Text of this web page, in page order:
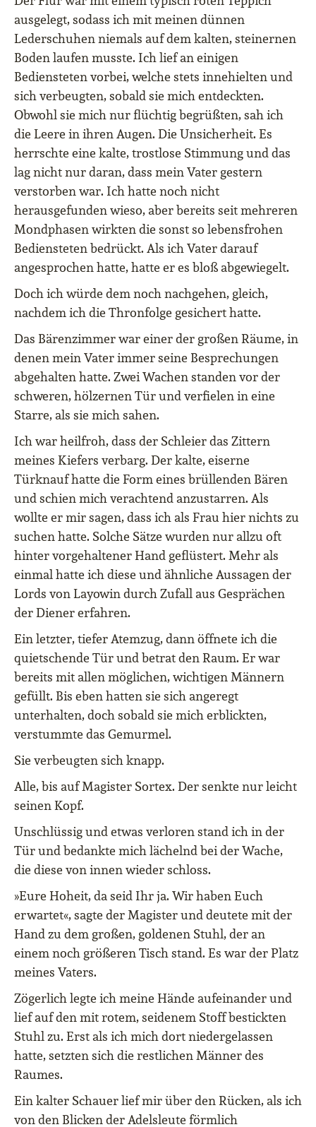
ausgelegt, sodass ich mit meinen dünnen
Lederschuhen niemals auf dem kalten, steinernen
Boden laufen musste. Ich lief an einigen
Bediensteten vorbei, welche stets innehielten und
sich verbeugten, sobald sie mich entdeckten.
Obwohl sie mich nur flüchtig begrüßten, sah ich
die Leere in ihren Augen. Die Unsicherheit. Es
herrschte eine kalte, trostlose Stimmung und das
lag nicht nur daran, dass mein Vater gestern
verstorben war. Ich hatte noch nicht
herausgefunden wieso, aber bereits seit mehreren
Mondphasen wirkten die sonst so lebensfrohen
Bediensteten bedrückt. Als ich Vater darauf
angesprochen hatte, hatte er es bloß abgewiegelt.
Doch ich würde dem noch nachgehen, gleich,
nachdem ich die Thronfolge gesichert hatte.
Das Bärenzimmer war einer der großen Räume, in
denen mein Vater immer seine Besprechungen
abgehalten hatte. Zwei Wachen standen vor der
schweren, hölzernen Tür und verfielen in eine
Starre, als sie mich sahen.
Ich war heilfroh, dass der Schleier das Zittern
meines Kiefers verbarg. Der kalte, eiserne
Türknauf hatte die Form eines brüllenden Bären
und schien mich verachtend anzustarren. Als
wollte er mir sagen, dass ich als Frau hier nichts zu
suchen hatte. Solche Sätze wurden nur allzu oft
hinter vorgehaltener Hand geflüstert. Mehr als
einmal hatte ich diese und ähnliche Aussagen der
Lords von Layowin durch Zufall aus Gesprächen
der Diener erfahren.
Ein letzter, tiefer Atemzug, dann öffnete ich die
quietschende Tür und betrat den Raum. Er war
bereits mit allen möglichen, wichtigen Männern
gefüllt. Bis eben hatten sie sich angeregt
unterhalten, doch sobald sie mich erblickten,
verstummte das Gemurmel.
Sie verbeugten sich knapp.
Alle, bis auf Magister Sortex. Der senkte nur leicht
seinen Kopf.
Unschlüssig und etwas verloren stand ich in der
Tür und bedankte mich lächelnd bei der Wache,
die diese von innen wieder schloss.
»Eure Hoheit, da seid Ihr ja. Wir haben Euch
erwartet«, sagte der Magister und deutete mit der
Hand zu dem großen, goldenen Stuhl, der an
einem noch größeren Tisch stand. Es war der Platz
meines Vaters.
Zögerlich legte ich meine Hände aufeinander und
lief auf den mit rotem, seidenem Stoff bestickten
Stuhl zu. Erst als ich mich dort niedergelassen
hatte, setzten sich die restlichen Männer des
Raumes.
Ein kalter Schauer lief mir über den Rücken, als ich
von den Blicken der Adelsleute förmlich